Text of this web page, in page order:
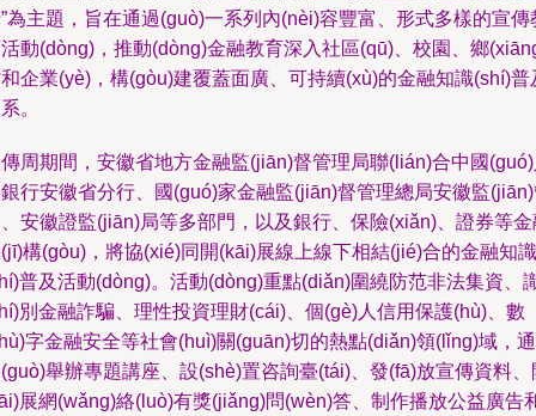
為主題，旨在通過(guò)一系列內(nèi)容豐富、形式多樣的宣傳
動(dòng)，推動(dòng)金融教育深入社區(qū)、校園、鄉
企業(yè)，構(gòu)建覆蓋面廣、可持續(xù)的金融知識(shí)普
。
周期間，安徽省地方金融監(jiān)督管理局聯(lián)合中國
行安徽省分行、國(guó)家金融監(jiān)督管理總局安徽監
安徽證監(jiān)局等多部門，以及銀行、保險(xiǎn)、證券等金
構(gòu)，將協(xié)同開(kāi)展線上線下相結(jié)合的金融知識
普及活動(dòng)。活動(dòng)重點(diǎn)圍繞防范非法集資、
別金融詐騙、理性投資理財(cái)、個(gè)人信用保護(hù)、數
字金融安全等社會(huì)關(guān)切的熱點(diǎn)領(lǐng)域，通
舉辦專題講座、設(shè)置咨詢臺(tái)、發(fā)放宣傳資料、
展網(wǎng)絡(luò)有獎(jiǎng)問(wèn)答、制作播放公益廣告